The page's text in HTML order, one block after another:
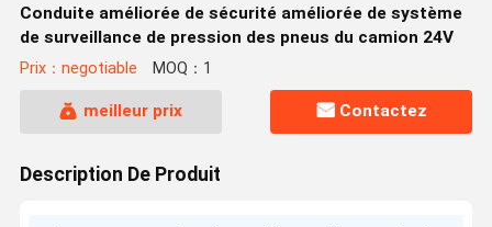
Conduite améliorée de sécurité améliorée de système
de surveillance de pression des pneus du camion 24V
Prix：negotiable MOQ：1
meilleur prix Contactez
Description De Produit